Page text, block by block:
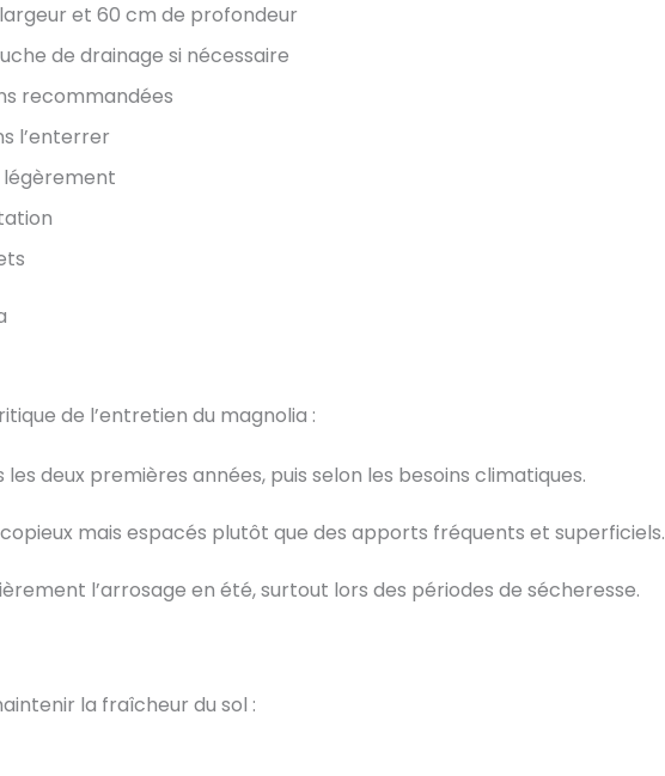
et 60 cm de profondeur
de drainage si nécessaire
recommandées
l’enterrer
de l’entretien du magnolia :
les deux premières années, puis selon les besoins climatiques.
mais espacés plutôt que des apports fréquents et superficiels.
l’arrosage en été, surtout lors des périodes de sécheresse.
la fraîcheur du sol :